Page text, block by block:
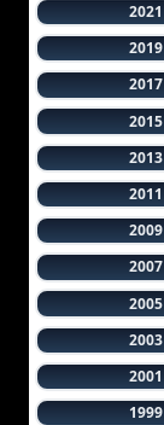
2021
2019
2017
2015
2013
2011
2009
2007
2005
2003
2001
1999